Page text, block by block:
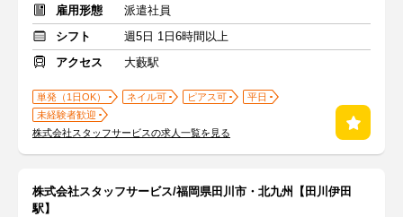
雇用形態
派遣社員
シフト
週5日 1日6時間以上
アクセス
大藪駅
単発（1日OK） ネイル可 ピアス可
平日
未経験者歓迎
株式会社スタッフサービスの求人一覧を見る
株式会社スタッフサービス/福岡県田川市・北九州【田川伊田
駅】